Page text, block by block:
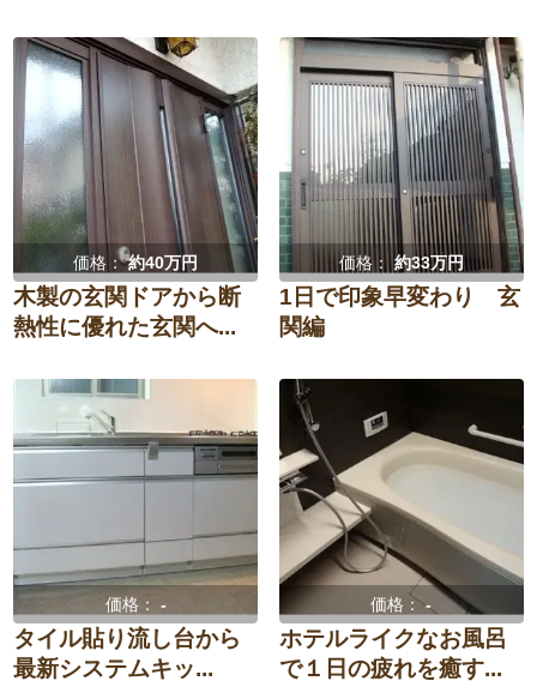
価格：約40万円
木製の玄関ドアから断
熱性に優れた玄関へ...
価格：約33万円
1日で印象早変わり 玄
関編
価格： -
タイル貼り流し台から
最新システムキッ...
価格：-
ホテルライクなお風呂
で１日の疲れを癒す...